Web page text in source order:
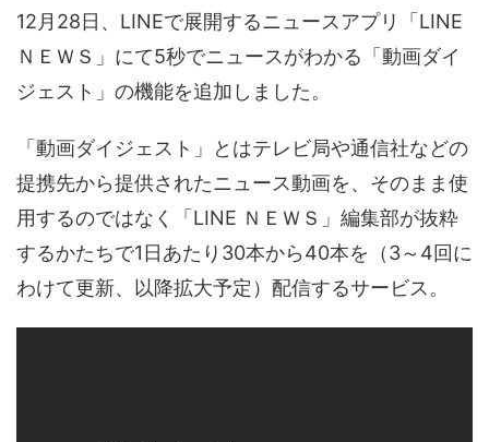
12月28日、LINEで展開するニュースアプリ「LINE
ＮＥＷＳ」にて5秒でニュースがわかる「動画ダイ
ジェスト」の機能を追加しました。
「動画ダイジェスト」とはテレビ局や通信社などの
提携先から提供されたニュース動画を、そのまま使
用するのではなく「LINE ＮＥＷＳ」編集部が抜粋
するかたちで1日あたり30本から40本を（3～4回に
わけて更新、以降拡大予定）配信するサービス。